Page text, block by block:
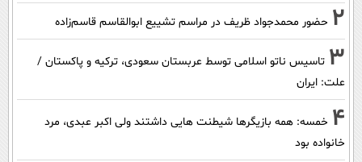
2 حضور محمدجواد ظریف در مراسم تشییع ابوالقاسم قاسم‌زاده
3 تاسیس ناتو اسلامی توسط عربستان سعودی، ترکیه و پاکستان /
علت: ایران
4 خمسه: همه بازیگرها شیطنت هایی داشتند ولی اکبر عبدی، مرد
خانواده بود